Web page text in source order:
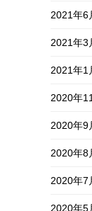
2021年6
2021年3
2021年1
2020年
2020年9
2020年8
2020年7
2020年5